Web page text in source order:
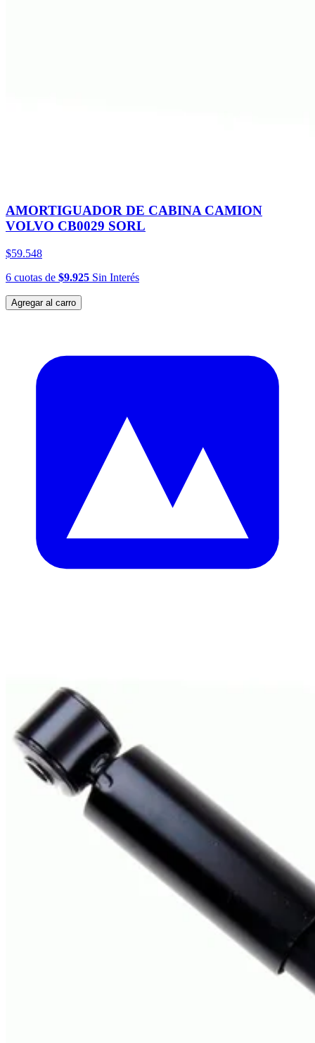
AMORTIGUADOR DE CABINA CAMION
VOLVO CB0029 SORL
$59.548
6 cuotas de $9.925 Sin Interés
Agregar al carro